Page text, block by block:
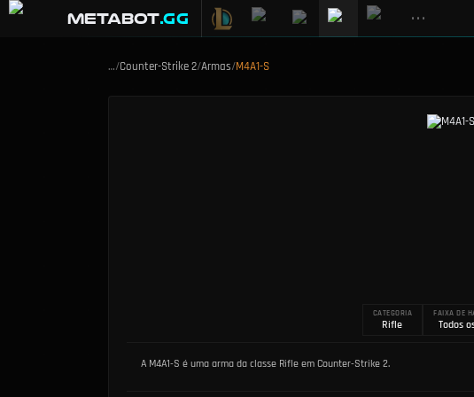
METABOT.gg •••
…/Counter-Strike 2/Armas/M4A1-S
CATEGORIA
Rifle
FAIXA DE
Todos
A M4A1-S é uma arma da classe Rifle em Counter-Strike 2.